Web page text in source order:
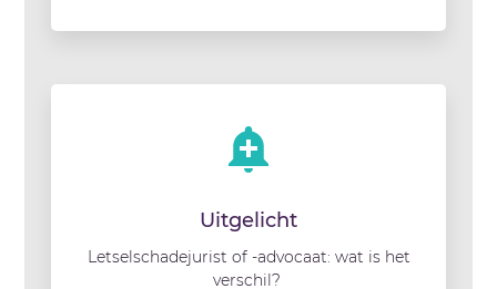
Uitgelicht
Letselschadejurist of -advocaat: wat is het
verschil?